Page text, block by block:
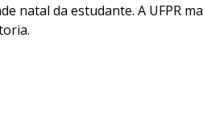
natal da estudante. A UFPR